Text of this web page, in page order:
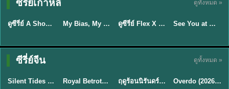
ซีรี่ย์เกาหลี ดูทั้งหมด »
★8 EP.16
พากย์ไทย
ดูซีรี่ย์ A Shop for Killers 2 ร้านลับนักฆ่า ซีซัน 2 (2026) ซับไทย-พากย์ไทย My Bias, My Boss เมื่อเมนฉันเป็นประธานบริษัท (2026) พากย์ไทย ซับไทย EP.1-12 ★8 EP.16ดูซีรี่ย์ Flex X Cop คุณชายสายสืบ (2024) พากย์ไทย-ซับไทย EP.1-16 (จบ) ★9 See You at Work Tomorrow! เจอกันที่ออฟฟิศพรุ่งนี้นะ พากย์ไทย
ซีรี่ย์จีน ดูทั้งหมด »
★9.5
พากย์ไทย
Silent Tides คลื่นลมลวง (2025) พากย์ไทย ซับไทย EP.1-31 ★9 Royal Betrothal (2026) สัญญาวิวาห์แห่งราชวงศ์ พากย์ไทย ซับไทย EP1-32 ★8.8 ฤดูร้อนนิรันดร์ (2026) Never-Ending Summer พากย์ไทย EP.1-29
ซับไทย
Overdo (2026) รักเกินแค้น พากย์ไทย ซับไทย EP1-33 (จบ)